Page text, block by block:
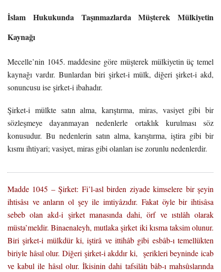
İslam Hukukunda TaşınmazlardaMüşterek Mülkiyetin
Kaynağı
Mecelle’nin 1045. maddesine göre müşterek mülkiyetin üç temel
kaynağı vardır. Bunlardan biri şirket-i mülk, diğeri şirket-i akd,
sonuncusu ise şirket-i ibahadır.
Şirket-i mülkte satın alma, karıştırma, miras, vasiyet gibi bir
sözleşmeye dayanmayan nedenlerle ortaklık kurulması söz
konusudur. Bu nedenlerin satın alma, karıştırma, iştira gibi bir
kısmı ihtiyari; vasiyet, miras gibi olanları ise zorunlu nedenlerdir.
Madde 1045 – Şirket: Fi’l-asl birden ziyade kimselere bir şeyin
ihtisâsı ve anların ol şey ile imtiyâzıdır. Fakat öyle bir ihtisâsa
sebeb olan akd-i şirket manasında dahi, örf ve ıstılâh olarak
müsta’meldir. Binaenaleyh, mutlaka şirket iki kısma taksim olunur.
Biri şirket-i mülkdür ki, iştirâ ve ittihâb gibi esbâb-ı temellükten
biriyle hâsıl olur. Diğeri şirket-i akddır ki, şerikleri beyninde icab
ve kabul ile hâsıl olur. İkisinin dahi tafsilâtı bâb-ı mahsûslarında